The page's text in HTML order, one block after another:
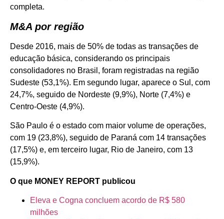
completa.
M&A por região
Desde 2016, mais de 50% de todas as transações de
educação básica, considerando os principais
consolidadores no Brasil, foram registradas na região
Sudeste (53,1%). Em segundo lugar, aparece o Sul, com
24,7%, seguido de Nordeste (9,9%), Norte (7,4%) e
Centro-Oeste (4,9%).
São Paulo é o estado com maior volume de operações,
com 19 (23,8%), seguido de Paraná com 14 transações
(17,5%) e, em terceiro lugar, Rio de Janeiro, com 13
(15,9%).
O que MONEY REPORT publicou
Eleva e Cogna concluem acordo de R$ 580
milhões